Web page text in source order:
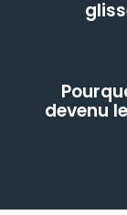
devenu